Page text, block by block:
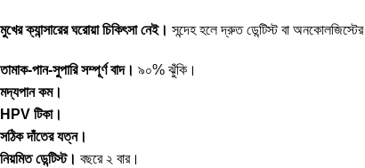
মুখের ক্যান্সারের ঘরোয়া চিকিৎসা নেই। সন্দেহ হলে দ্রুত ডেন্টিস্ট বা
তামাক-পান-সুপারি সম্পূর্ণ বাদ। ৯০% ঝুঁকি।
মদ্যপান কম।
HPV টিকা।
সঠিক দাঁতের যত্ন।
নিয়মিত ডেন্টিস্ট। বছরে ২ বার।